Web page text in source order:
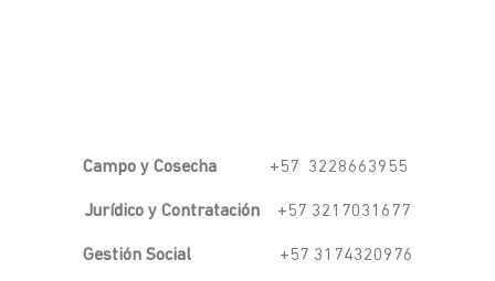
Campo y Cosecha +57 3228663955
Jurídico y Contratación +57 3217031677
Gestión Social+57 3174320976